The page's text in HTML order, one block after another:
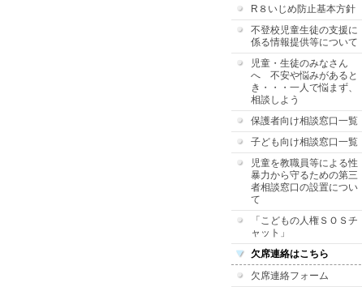
R８いじめ防止基本方針
不登校児童生徒の支援に
係る情報提供等について
児童・生徒のみなさん
へ 不安や悩みがあると
き・・・一人で悩まず、
相談しよう
保護者向け相談窓口一覧
子ども向け相談窓口一覧
児童を教職員等による性
暴力から守るための第三
者相談窓口の設置につい
て
「こどもの人権ＳＯＳチ
ャット」
欠席連絡はこちら
欠席連絡フォーム